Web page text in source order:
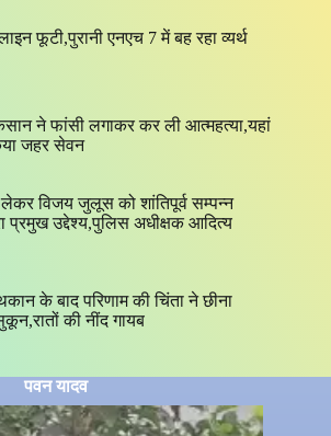
लाइन फूटी,पुरानी एनएच 7 में बह रहा व्यर्थ
ने फांसी लगाकर कर ली आत्महत्या,यहां
जहर सेवन
विजय जुलूस को शांतिपूर्व सम्पन्न
प्रमुख उद्देश्य,पुलिस अधीक्षक आदित्य
के बाद परिणाम की चिंता ने छीना
की नींद गायब
पवन यादव